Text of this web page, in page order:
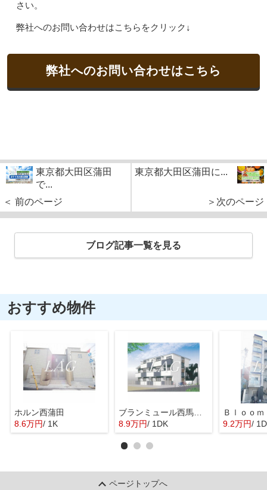
さい。
弊社へのお問い合わせはこちらをクリック↓
弊社へのお問い合わせはこちら
東京都大田区蒲田
で...
＜ 前のページ
東京都大田区蒲田に...
＞次のページ
ブログ記事一覧を見る
おすすめ物件
ホルン西蒲田
8.6万円/ 1K
ブランミュール西馬込Ⅱ
8.9万円/ 1DK 9.2万円/
ページトップへ